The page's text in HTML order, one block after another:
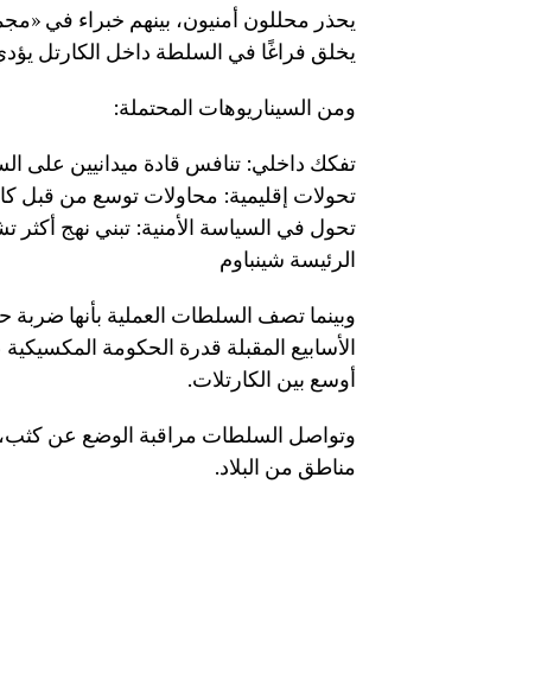
يحذر محللون أمنيون، بينهم خبراء في
يخلق فراغًا في السلطة داخل الكارتل
ومن السيناريوهات المحتملة:
تفكك داخلي: تنافس قادة ميدانيين على
تحولات إقليمية: محاولات توسع من قبل
تحول في السياسة الأمنية: تبني نهج
الرئيسة شينباوم
وبينما تصف السلطات العملية بأنها ضربة
الأسابيع المقبلة قدرة الحكومة
أوسع بين الكارتلات.
وتواصل السلطات مراقبة الوضع عن كثب،
مناطق من البلاد.